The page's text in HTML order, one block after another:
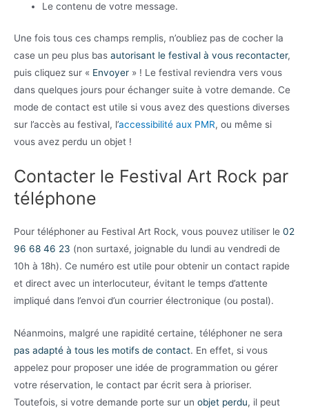
Le contenu de votre message.
Une fois tous ces champs remplis, n’oubliez pas de cocher la
case un peu plus bas autorisant le festival à vous recontacter,
puis cliquez sur « Envoyer » ! Le festival reviendra vers vous
dans quelques jours pour échanger suite à votre demande. Ce
mode de contact est utile si vous avez des questions diverses
sur l’accès au festival, l’accessibilité aux PMR, ou même si
vous avez perdu un objet !
Contacter le Festival Art Rock par
téléphone
Pour téléphoner au Festival Art Rock, vous pouvez utiliser le 02
96 68 46 23 (non surtaxé, joignable du lundi au vendredi de
10h à 18h). Ce numéro est utile pour obtenir un contact rapide
et direct avec un interlocuteur, évitant le temps d’attente
impliqué dans l’envoi d’un courrier électronique (ou postal).
Néanmoins, malgré une rapidité certaine, téléphoner ne sera
pas adapté à tous les motifs de contact. En effet, si vous
appelez pour proposer une idée de programmation ou gérer
votre réservation, le contact par écrit sera à prioriser.
Toutefois, si votre demande porte sur un objet perdu, il peut